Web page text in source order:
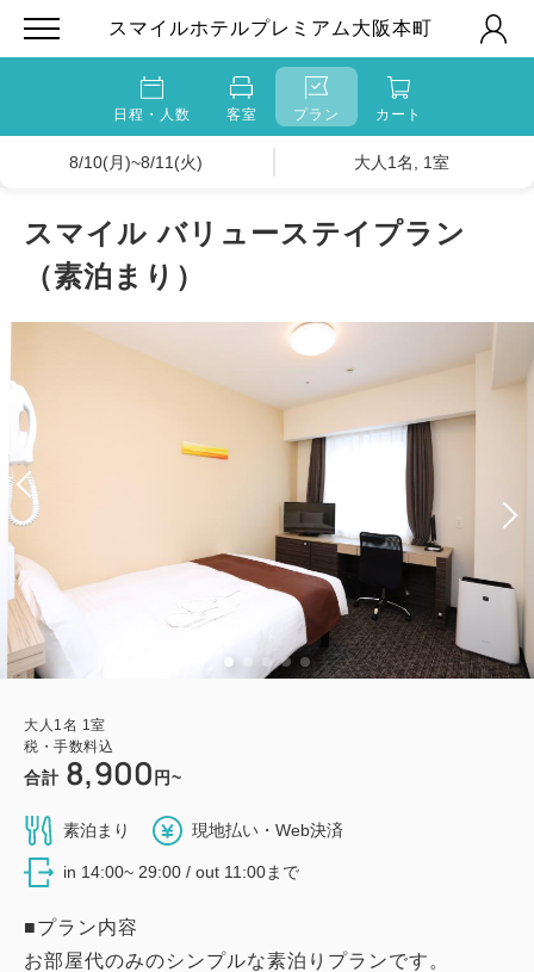
スマイルホテルプレミアム大阪本町
日程・人数 客室 プラン カート
8/10(月)~8/11(火) 大人1名, 1室
スマイル バリューステイプラン
（素泊まり）
大人 1 名 1 室
税・手数料込
合計 8,900 円~
素泊まり 現地払い・Web決済
in 14:00~ 29:00 / out 11:00まで
■プラン内容
お部屋代のみのシンプルな素泊りプランです。